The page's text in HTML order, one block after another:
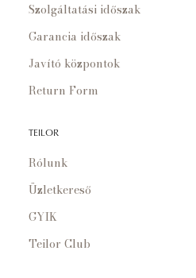
Szolgáltatási időszak
Garancia időszak
Javító központok
Return Form
TEILOR
Rólunk
Üzletkereső
GYIK
Teilor Club